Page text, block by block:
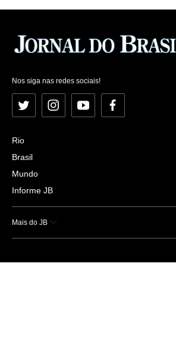
Nos siga nas redes sociais!
Twitter InstagramYouTubeFacebook
Rio
Brasil
Mundo
Informe JB
Mais do JB
Esportes